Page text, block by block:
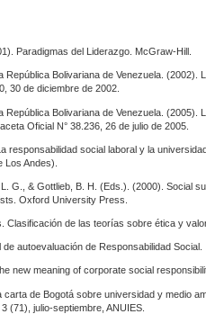
Paradigmas del Liderazgo. McGraw-Hill.
República Bolivariana de Venezuela. (2002).
30 de diciembre de 2002.
República Bolivariana de Venezuela.
Oficial N° 38.236, 26 de julio de 2005.
responsabilidad social laboral y la
Los Andes).
G., & Gottlieb, B. H. (Eds.). (2000). Social
Oxford University Press.
Clasificación de las teorías sobre ética y
autoevaluación de Responsabilidad Social.
new meaning of corporate social
de Bogotá sobre universidad y medio
(71), julio-septiembre, ANUIES.